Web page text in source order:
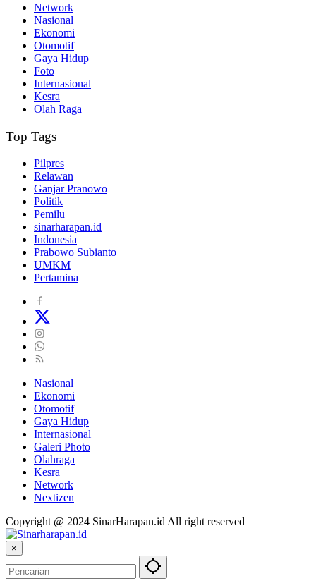
Network
Nasional
Ekonomi
Otomotif
Gaya Hidup
Foto
Internasional
Kesra
Olah Raga
Top Tags
Pilpres
Relawan
Ganjar Pranowo
Politik
Pemilu
sinarharapan.id
Indonesia
Prabowo Subianto
UMKM
Pertamina
Nasional
Ekonomi
Otomotif
Gaya Hidup
Internasional
Galeri Photo
Olahraga
Kesra
Network
Nextizen
Copyright @ 2024 SinarHarapan.id All right reserved
×